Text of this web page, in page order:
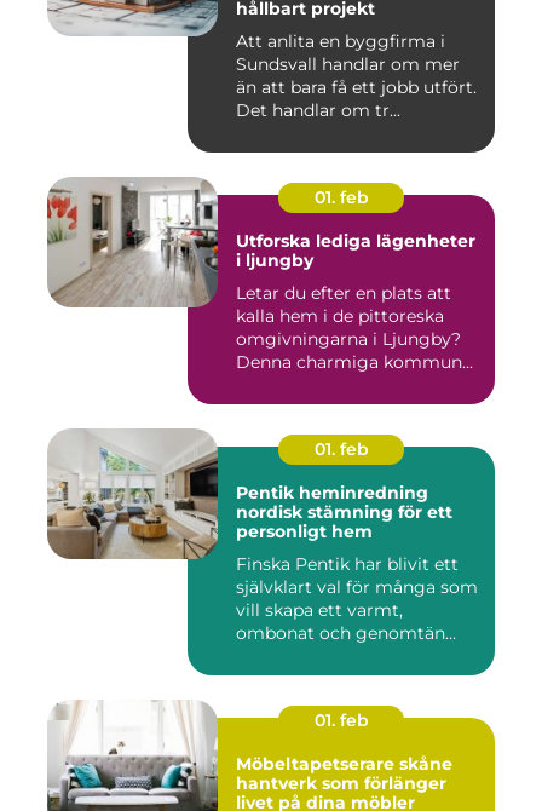
hållbart projekt
Att anlita en byggfirma i
Sundsvall handlar om mer
än att bara få ett jobb utfört.
Det handlar om tr...
01. feb
Utforska lediga lägenheter
i ljungby
Letar du efter en plats att
kalla hem i de pittoreska
omgivningarna i Ljungby?
Denna charmiga kommun...
01. feb
Pentik heminredning
nordisk stämning för ett
personligt hem
Finska Pentik har blivit ett
självklart val för många som
vill skapa ett varmt,
ombonat och genomtän...
01. feb
Möbeltapetserare skåne
hantverk som förlänger
livet på dina möbler